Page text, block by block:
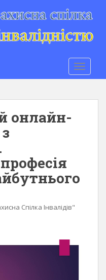
онлайн-
Спілка Інвалідів"